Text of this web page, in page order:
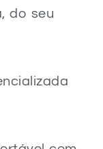
do seu